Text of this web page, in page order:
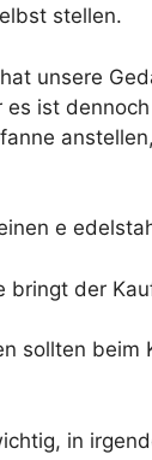
stellen.
unsere
ist
e
bringt der
sollten
in